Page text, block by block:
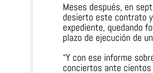
Meses después, en
desierto este contrato
expediente, quedando
plazo de ejecución de
“Y con ese informe
conciertos ante